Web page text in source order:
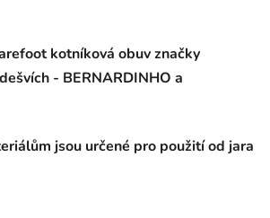
kotníková obuv značky
- BERNARDINHO a
jsou určené pro použití od jara